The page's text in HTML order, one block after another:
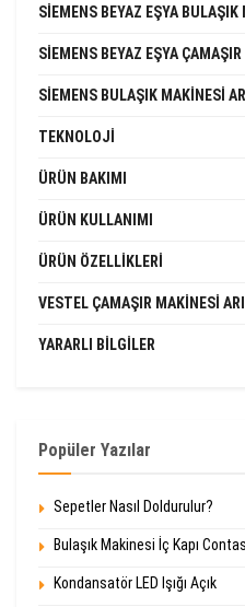
SIEMENS BEYAZ EŞYA BULAŞIK
SIEMENS BEYAZ EŞYA
SIEMENS BULAŞIK MAKINESI
TEKNOLOJI
ÜRÜN BAKIMI
ÜRÜN KULLANIMI
ÜRÜN ÖZELLIKLERI
VESTEL ÇAMAŞIR MAKINESI
YARARLI BILGILER
Popüler Yazılar
Sepetler Nasıl Doldurulur?
Bulaşık Makinesi İç Kapı
Kondansatör LED Işığı Açık